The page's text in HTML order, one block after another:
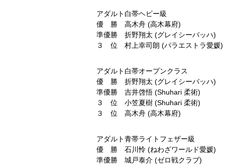
アダルト白帯ヘビー級
優 勝 高木舟 (高木幕府)
準優勝 折野翔太 (グレイシーバッハ)
３ 位 村上幸司朗 (パラエストラ愛媛)
アダルト白帯オープンクラス
優 勝 折野翔太 (グレイシーバッハ)
準優勝 吉井啓悟 (Shuhari 柔術)
３ 位 小笠夏樹 (Shuhari 柔術)
３ 位 高木舟 (高木幕府)
アダルト青帯ライトフェザー級
優 勝 石川怜 (ねわざワールド愛媛)
準優勝 城戸泰介 (ゼロ戦クラブ)